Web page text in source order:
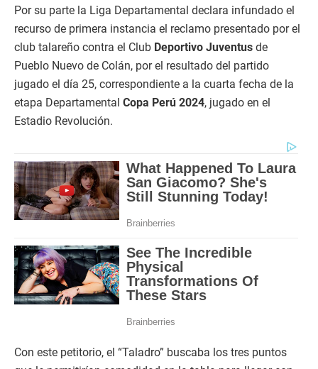
Por su parte la Liga Departamental declara infundado el
recurso de primera instancia el reclamo presentado por el
club talareño contra el Club Deportivo Juventus de
Pueblo Nuevo de Colán, por el resultado del partido
jugado el día 25, correspondiente a la cuarta fecha de la
etapa Departamental Copa Perú 2024, jugado en el
Estadio Revolución.
Con este petitorio, el “Taladro” buscaba los tres puntos